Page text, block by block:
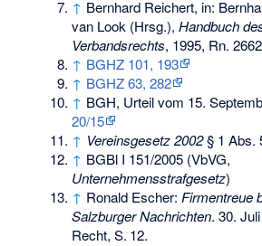
↑ Bernhard Reichert, in:
van Look (Hrsg.),Handbuch
Verbandsrechts, 1995, Rn.
↑ BGHZ 101, 193
↑ BGHZ 63, 282
↑ BGH, Urteil vom 15.
20/15
↑ Vereinsgesetz 2002§ 1 Abs.
↑ BGBl I 151/2005 (VbVG,
Unternehmensstrafgesetz)
↑ Ronald Escher: Firmentreue
Salzburger Nachrichten. 30.
Recht,S. 12.